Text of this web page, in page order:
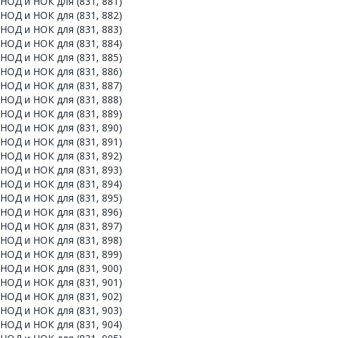
НОД и НОК для (831, 882)
НОД и НОК для (831, 883)
НОД и НОК для (831, 884)
НОД и НОК для (831, 885)
НОД и НОК для (831, 886)
НОД и НОК для (831, 887)
НОД и НОК для (831, 888)
НОД и НОК для (831, 889)
НОД и НОК для (831, 890)
НОД и НОК для (831, 891)
НОД и НОК для (831, 892)
НОД и НОК для (831, 893)
НОД и НОК для (831, 894)
НОД и НОК для (831, 895)
НОД и НОК для (831, 896)
НОД и НОК для (831, 897)
НОД и НОК для (831, 898)
НОД и НОК для (831, 899)
НОД и НОК для (831, 900)
НОД и НОК для (831, 901)
НОД и НОК для (831, 902)
НОД и НОК для (831, 903)
НОД и НОК для (831, 904)